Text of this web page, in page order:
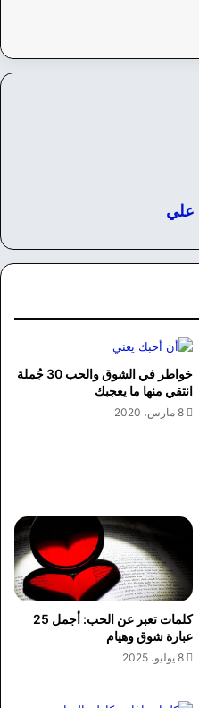
علي
خواطر في الشوق والحب 30 جُملة
انتقي منها ما يعجبك
8 مارس، 2020
كلمات تعبر عن الحب: أجمل 25
عبارة شوق وهيام
8 يوليو، 2025